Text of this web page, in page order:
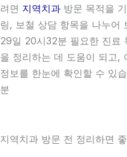
려면 지역치과 방문 목적을
링, 보철 상담 항목을 나누어
29일 20시32분 필요한 진료
을 정리하는 데 도움이 되고,
정보를 한눈에 확인할 수 있
분
지역치과 방문 전 정리하면